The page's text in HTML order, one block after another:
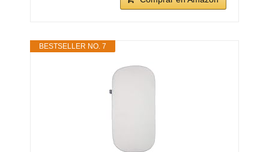
BESTSELLER NO. 7